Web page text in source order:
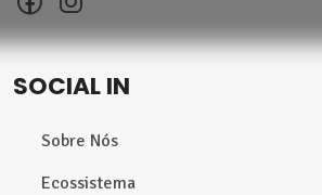
SOCIAL IN
Sobre Nós
Ecossistema